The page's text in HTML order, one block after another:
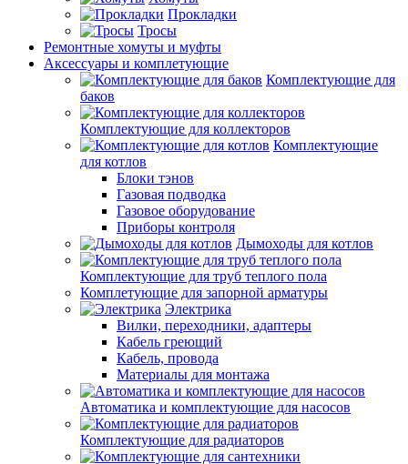
Прокладки
Тросы
Ремонтные хомуты и муфты
Аксессуары и комплетующие
Комплектующие для
баков
Комплектующие для коллекторов
Комплектующие
для котлов
Блоки тэнов
Газовая подводка
Газовое оборудование
Приборы контроля
Дымоходы для котлов
Комплектующие для труб теплого пола
Комплетующие для запорной арматуры
Электрика
Вилки, переходники, адаптеры
Кабель греющий
Кабель, провода
Материалы для монтажа
Автоматика и комплектующие для насосов
Комплектующие для радиаторов